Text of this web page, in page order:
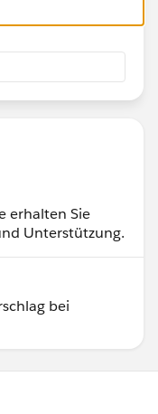
erhalten Sie
Unterstützung.
bei